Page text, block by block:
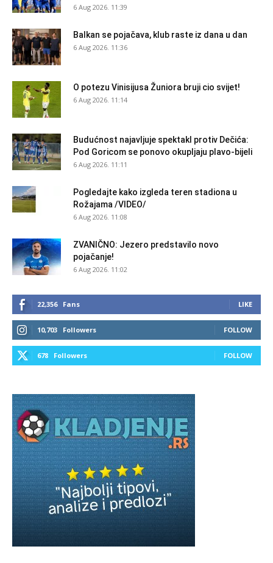
6 Aug 2026. 11:39
Balkan se pojačava, klub raste iz dana u dan
6 Aug 2026. 11:36
O potezu Vinisijusa Žuniora bruji cio svijet!
6 Aug 2026. 11:14
Budućnost najavljuje spektakl protiv Dečića:
Pod Goricom se ponovo okupljaju plavo-bijeli
6 Aug 2026. 11:11
Pogledajte kako izgleda teren stadiona u
Rožajama /VIDEO/
6 Aug 2026. 11:08
ZVANIČNO: Jezero predstavilo novo
pojačanje!
6 Aug 2026. 11:02
22,356 Fans LIKE
10,703 Followers FOLLOW
678 Followers FOLLOW